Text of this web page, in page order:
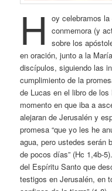
H
oy celebramos
conmemora (y
sobre los
en oración, junto a la
discípulos, siguiendo las
cumplimiento de la
de Lucas en el libro de
momento en que iba a
alejaran de Jerusalén y
promesa “que yo les he
agua, pero ustedes serán
de pocos días” (Hc 1,4b-
del Espíritu Santo que
testigos en Jerusalén, en